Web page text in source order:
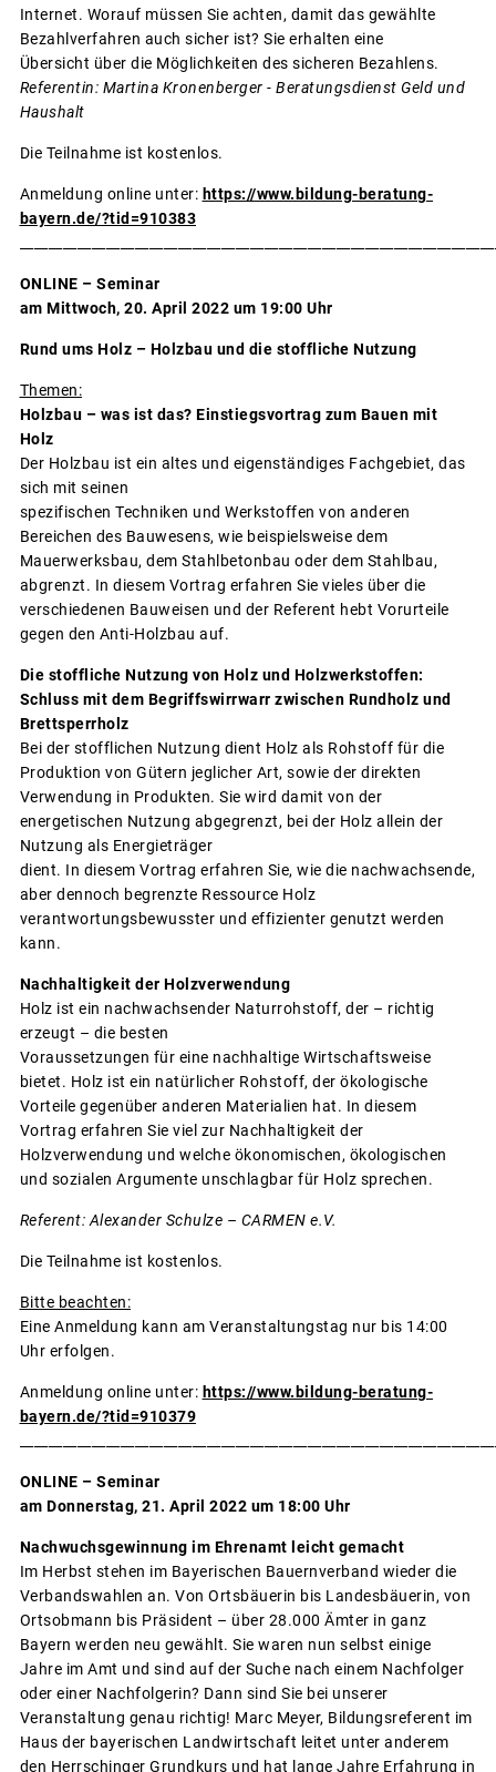
Internet. Worauf müssen Sie achten, damit das gewählte
Bezahlverfahren auch sicher ist? Sie erhalten eine
Übersicht über die Möglichkeiten des sicheren Bezahlens.
Referentin: Martina Kronenberger - Beratungsdienst Geld und
Haushalt
Die Teilnahme ist kostenlos.
Anmeldung online unter: https://www.bildung-beratung-
bayern.de/?tid=910383
ONLINE – Seminar
am Mittwoch, 20. April 2022 um 19:00 Uhr
Rund ums Holz – Holzbau und die stoffliche Nutzung
Themen:
Holzbau – was ist das? Einstiegsvortrag zum Bauen mit
Holz
Der Holzbau ist ein altes und eigenständiges Fachgebiet, das
sich mit seinen
spezifischen Techniken und Werkstoffen von anderen
Bereichen des Bauwesens, wie beispielsweise dem
Mauerwerksbau, dem Stahlbetonbau oder dem Stahlbau,
abgrenzt. In diesem Vortrag erfahren Sie vieles über die
verschiedenen Bauweisen und der Referent hebt Vorurteile
gegen den Anti-Holzbau auf.
Die stoffliche Nutzung von Holz und Holzwerkstoffen:
Schluss mit dem Begriffswirrwarr zwischen Rundholz und
Brettsperrholz
Bei der stofflichen Nutzung dient Holz als Rohstoff für die
Produktion von Gütern jeglicher Art, sowie der direkten
Verwendung in Produkten. Sie wird damit von der
energetischen Nutzung abgegrenzt, bei der Holz allein der
Nutzung als Energieträger
dient. In diesem Vortrag erfahren Sie, wie die nachwachsende,
aber dennoch begrenzte Ressource Holz
verantwortungsbewusster und effizienter genutzt werden
kann.
Nachhaltigkeit der Holzverwendung
Holz ist ein nachwachsender Naturrohstoff, der – richtig
erzeugt – die besten
Voraussetzungen für eine nachhaltige Wirtschaftsweise
bietet. Holz ist ein natürlicher Rohstoff, der ökologische
Vorteile gegenüber anderen Materialien hat. In diesem
Vortrag erfahren Sie viel zur Nachhaltigkeit der
Holzverwendung und welche ökonomischen, ökologischen
und sozialen Argumente unschlagbar für Holz sprechen.
Referent: Alexander Schulze – CARMEN e.V.
Die Teilnahme ist kostenlos.
Bitte beachten:
Eine Anmeldung kann am Veranstaltungstag nur bis 14:00
Uhr erfolgen.
Anmeldung online unter: https://www.bildung-beratung-
bayern.de/?tid=910379
ONLINE – Seminar
am Donnerstag, 21. April 2022 um 18:00 Uhr
Nachwuchsgewinnung im Ehrenamt leicht gemacht
Im Herbst stehen im Bayerischen Bauernverband wieder die
Verbandswahlen an. Von Ortsbäuerin bis Landesbäuerin, von
Ortsobmann bis Präsident – über 28.000 Ämter in ganz
Bayern werden neu gewählt. Sie waren nun selbst einige
Jahre im Amt und sind auf der Suche nach einem Nachfolger
oder einer Nachfolgerin? Dann sind Sie bei unserer
Veranstaltung genau richtig! Marc Meyer, Bildungsreferent im
Haus der bayerischen Landwirtschaft leitet unter anderem
den Herrschinger Grundkurs und hat lange Jahre Erfahrung in